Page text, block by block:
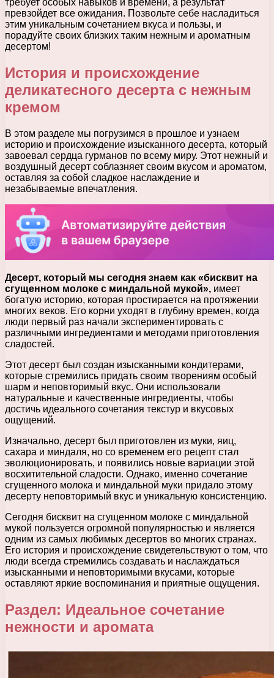
требует особых навыков и времени, а результат
превзойдет все ожидания. Позвольте себе насладиться
этим уникальным сочетанием вкуса и пользы, и
порадуйте своих близких таким нежным и ароматным
десертом!
История и происхождение
деликатесного десерта с нежным
кремом
В этом разделе мы погрузимся в прошлое и узнаем
историю и происхождение изысканного десерта, который
завоевал сердца гурманов по всему миру. Этот нежный и
воздушный десерт соблазняет своим вкусом и ароматом,
оставляя за собой сладкое наслаждение и
незабываемые впечатления.
Десерт, который мы сегодня знаем как «бисквит на
сгущенном молоке с миндальной мукой», имеет
богатую историю, которая простирается на протяжении
многих веков. Его корни уходят в глубину времен, когда
люди первый раз начали экспериментировать с
различными ингредиентами и методами приготовления
сладостей.
Этот десерт был создан изысканными кондитерами,
которые стремились придать своим творениям особый
шарм и неповторимый вкус. Они использовали
натуральные и качественные ингредиенты, чтобы
достичь идеального сочетания текстур и вкусовых
ощущений.
Изначально, десерт был приготовлен из муки, яиц,
сахара и миндаля, но со временем его рецепт стал
эволюционировать, и появились новые вариации этой
восхитительной сладости. Однако, именно сочетание
сгущенного молока и миндальной муки придало этому
десерту неповторимый вкус и уникальную консистенцию.
Сегодня бисквит на сгущенном молоке с миндальной
мукой пользуется огромной популярностью и является
одним из самых любимых десертов во многих странах.
Его история и происхождение свидетельствуют о том, что
люди всегда стремились создавать и наслаждаться
изысканными и неповторимыми вкусами, которые
оставляют яркие воспоминания и приятные ощущения.
Раздел: Идеальное сочетание
нежности и аромата